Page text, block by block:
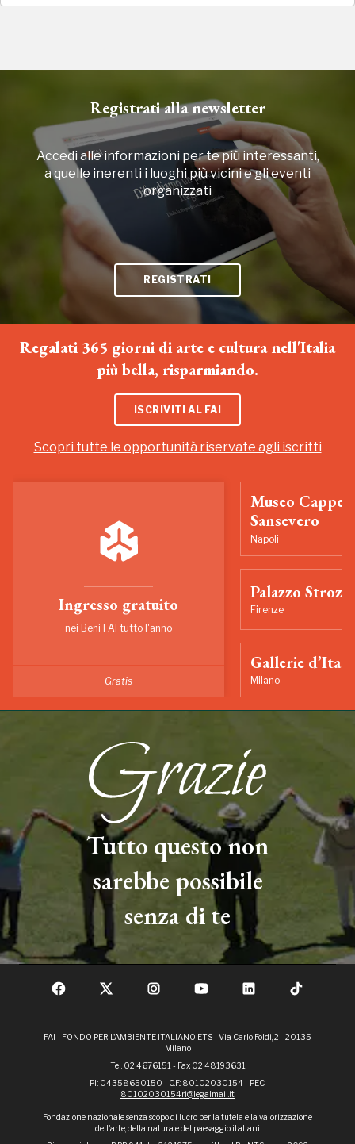
Registrati alla newsletter
Accedi alle informazioni per te più interessanti,
a quelle inerenti i luoghi più vicini e gli eventi
organizzati
REGISTRATI
Regalati 365 giorni di arte e cultura nell'Italia
più bella, risparmiando.
ISCRIVITI AL FAI
Scopri tutte le opportunità riservate agli iscritti
Ingresso gratuito
nei Beni FAI tutto l'anno
Gratis
Museo
Sansevero
Napoli
Palazzo Strozzi
Firenze
Gallerie
Milano
Tutto questo non
sarebbe possibile
senza di te
FAI - FONDO PER L'AMBIENTE ITALIANO ETS - Via Carlo Foldi, 2 - 20135
Milano
Tel. 02 4676151 - Fax 02 48193631
P.I.: 04358650150 - C.F.: 80102030154 - PEC:
80102030154ri@legalmail.it
Fondazione nazionale senza scopo di lucro per la tutela e la valorizzazione
dell'arte, della natura e del paesaggio italiani.